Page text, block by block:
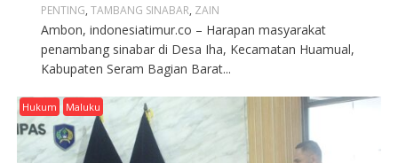
PENTING, TAMBANG SINABAR, ZAIN
Ambon, indonesiatimur.co – Harapan masyarakat
penambang sinabar di Desa Iha, Kecamatan Huamual,
Kabupaten Seram Bagian Barat...
Hukum Maluku